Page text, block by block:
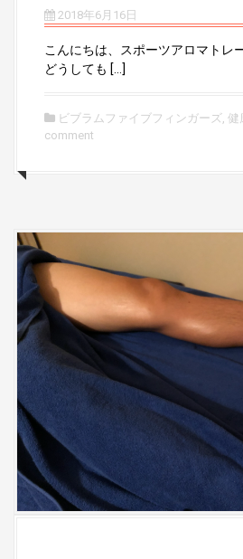
2018年6月16日
こんにちは、スポーツアロマトレ
どうしても […]
ビブラムファイブフィンガーズ 健
comment